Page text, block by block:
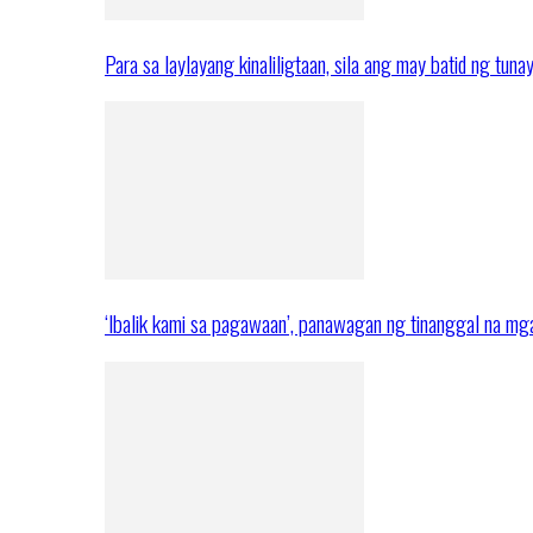
Para sa laylayang kinaliligtaan, sila ang may batid ng
‘Ibalik kami sa pagawaan’, panawagan ng tinanggal na